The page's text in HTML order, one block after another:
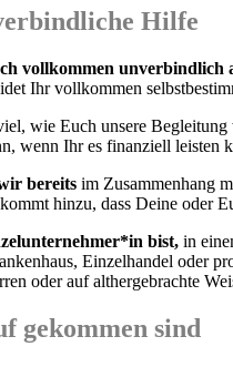
Hilfe
vollkommen unverbindlich
Ihr vollkommen
wie Euch unsere Begleitung
wenn Ihr es finanziell leisten
bereits im Zusammenhang
hinzu, dass Deine oder
bist, in
Einzelhandel oder
oder auf althergebrachte
gekommen sind